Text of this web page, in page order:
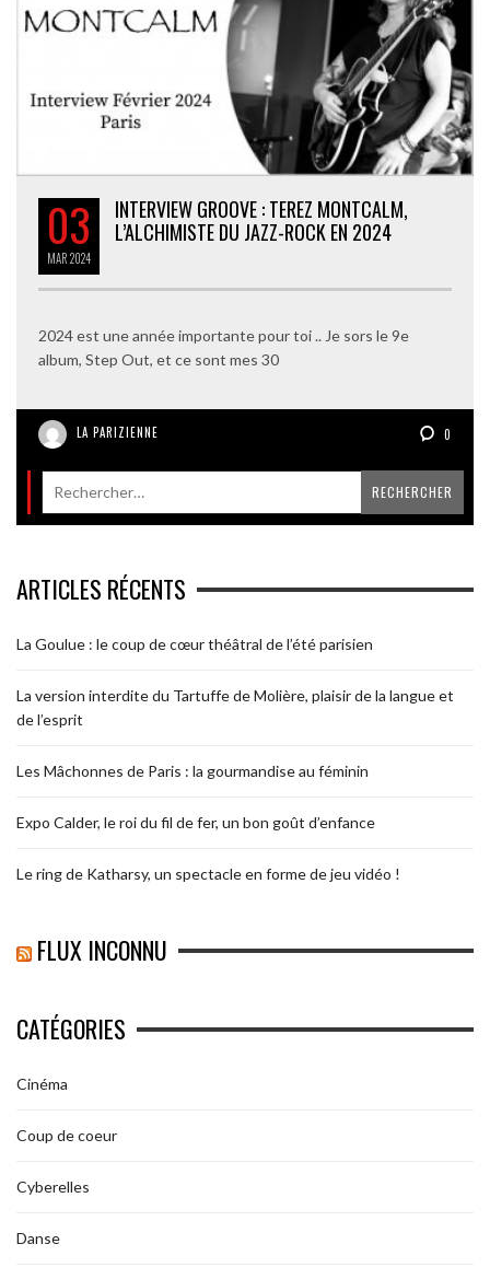
03
MAR2024
INTERVIEW GROOVE : TEREZ MONTCALM,
L’ALCHIMISTE DU JAZZ-ROCK EN 2024
2024 est une année importante pour toi .. Je sors le 9e
album, Step Out, et ce sont mes 30
LA PARIZIENNE 0
ARTICLES RÉCENTS
La Goulue : le coup de cœur théâtral de l’été parisien
La version interdite du Tartuffe de Molière, plaisir de la langue et
de l’esprit
Les Mâchonnes de Paris : la gourmandise au féminin
Expo Calder, le roi du fil de fer, un bon goût d’enfance
Le ring de Katharsy, un spectacle en forme de jeu vidéo !
FLUX INCONNU
CATÉGORIES
Cinéma
Coup de coeur
Cyberelles
Danse